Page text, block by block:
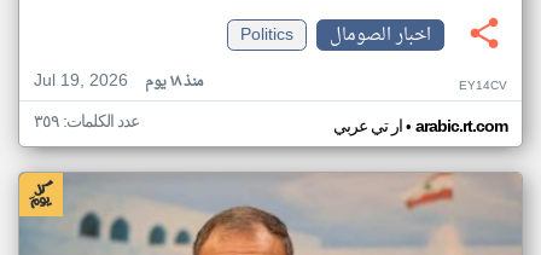
اخبار الصومال
Politics
Jul 19, 2026
منذ ١٨ يوم EY14CV
ار تي عربي• arabic.rt.com عدد الكلمات: ٣٥٩